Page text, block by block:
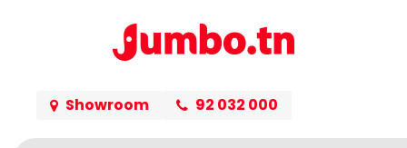
Showroom 92 032 000